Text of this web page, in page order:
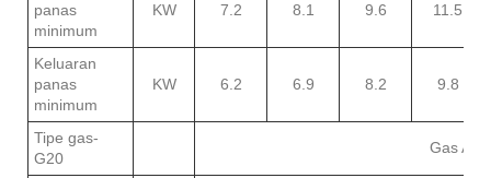
panas
minimum
KW 7.2 8.1 9.6 11.5
Keluaran
panas
minimum
KW 6.2 6.9 8.2 9.8
Tipe gas-
G20
Gas